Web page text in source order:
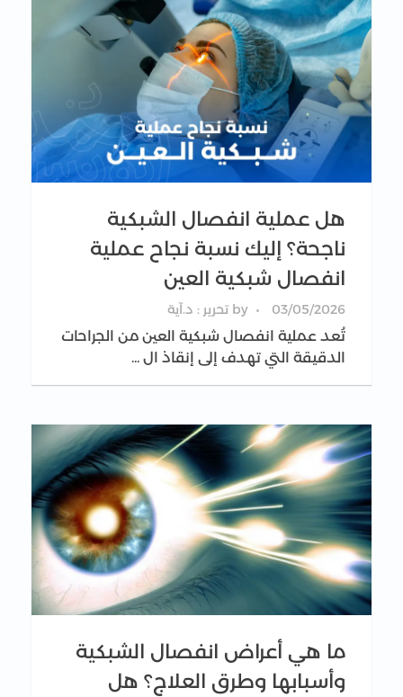
هل عملية انفصال الشبكية
ناجحة؟ إليك نسبة نجاح عملية
انفصال شبكية العين
03/05/2026
by تحرير : د.آية
تُعد عملية انفصال شبكية العين من الجراحات
الدقيقة التي تهدف إلى إنقاذ ال ...
ما هي أعراض انفصال الشبكية
وأسبابها وطرق العلاج؟ هل